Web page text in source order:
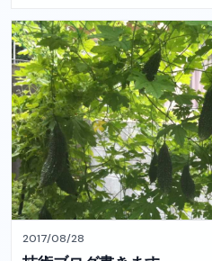
2017/08/28